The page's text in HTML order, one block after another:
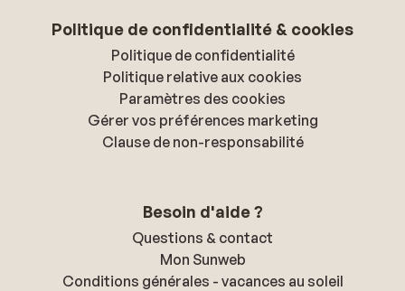
Politique de confidentialité & cookies
Politique de confidentialité
Politique relative aux cookies
Paramètres des cookies
Gérer vos préférences marketing
Clause de non-responsabilité
Besoin d'aide ?
Questions & contact
Mon Sunweb
Conditions générales - vacances au soleil